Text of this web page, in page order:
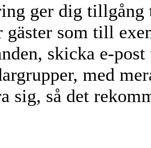
ger dig
gäster som till
skicka e-
med
sig, så det